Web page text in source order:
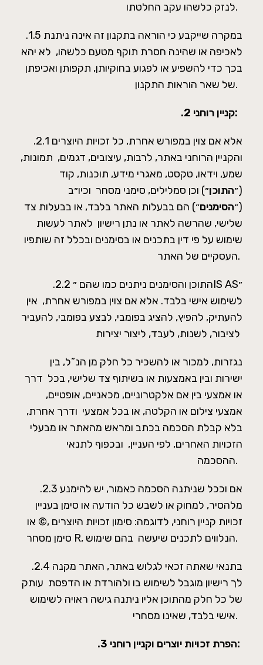
לנזק כלשהו עקב החלטתו.
.1.5 במקרה שייקבע כי הוראה בתקנון זה אינה ניתנת
לאכיפה או שהינה חסרת תוקף מטעם כלשהו, לא יהא
בכך כדי להשפיע או לפגוע בחוקיותן, תקפותן ואכיפתן
של שאר הוראות התקנון.
.2 קניין רוחני:
.2.1 אלא אם צוין במפורש אחרת, כל זכויות היוצרים
והקניין הרוחני באתר, לרבות, עיצובים, דגמים, תמונות,
שמע, וידאו, טקסט, מאגרי מידע, תוכנות, קוד
(״התוכן״) וכן סמלילים, סימני מסחר וכיו״ב
(״הסימנים״) הם בבעלות האתר בלבד, או בבעלות צד
שלישי, שהרשה לאתר או נתן רישיון לאתר לעשות
שימוש על פי דין בתכנים או בסימנים ובכלל זה שותפיו
העסקיים של האתר.
.2.2 התוכן והסימנים ניתנים כמו שהם ״IS AS״
לשימוש אישי בלבד. אלא אם צוין במפורש אחרת, אין
להעתיק, להפיץ, להציג בפומבי, לבצע בפומבי, להעביר
נגזרות, למכור או להשכיר כל חלק מן הנ”ל, בין
ישירות ובין באמצעות או בשיתוף צד שלישי, בכל דרך
או אמצעי בין אם אלקטרוניים, מכאניים, אופטיים,
אמצעי צילום או הקלטה, או בכל אמצעי ודרך אחרת,
בלא קבלת הסכמה בכתב ומראש מהאתר או מבעלי
הזכויות האחרים, לפי העניין, ובכפוף לתנאי
ההסכמה.
.2.3 אם וככל שניתנה הסכמה כאמור, יש להימנע
מלהסיר, למחוק או לשבש כל הודעה או סימן בעניין
זכויות קניין רוחני, לדוגמה: סימון זכויות היוצרים ,© או
סימן מסחר R, הנלווים לתכנים שיעשה בהם שימוש.
.2.4 בתנאי שאתה זכאי לגלוש באתר, האתר מקנה
לך רישיון מוגבל לשימוש בו ולהורדת או הדפסת עותק
של כל חלק מהתוכן אליו ניתנה גישה ראויה לשימוש
אישי בלבד, שאינו מסחרי.
.3 הפרת זכויות יוצרים וקניין רוחני: